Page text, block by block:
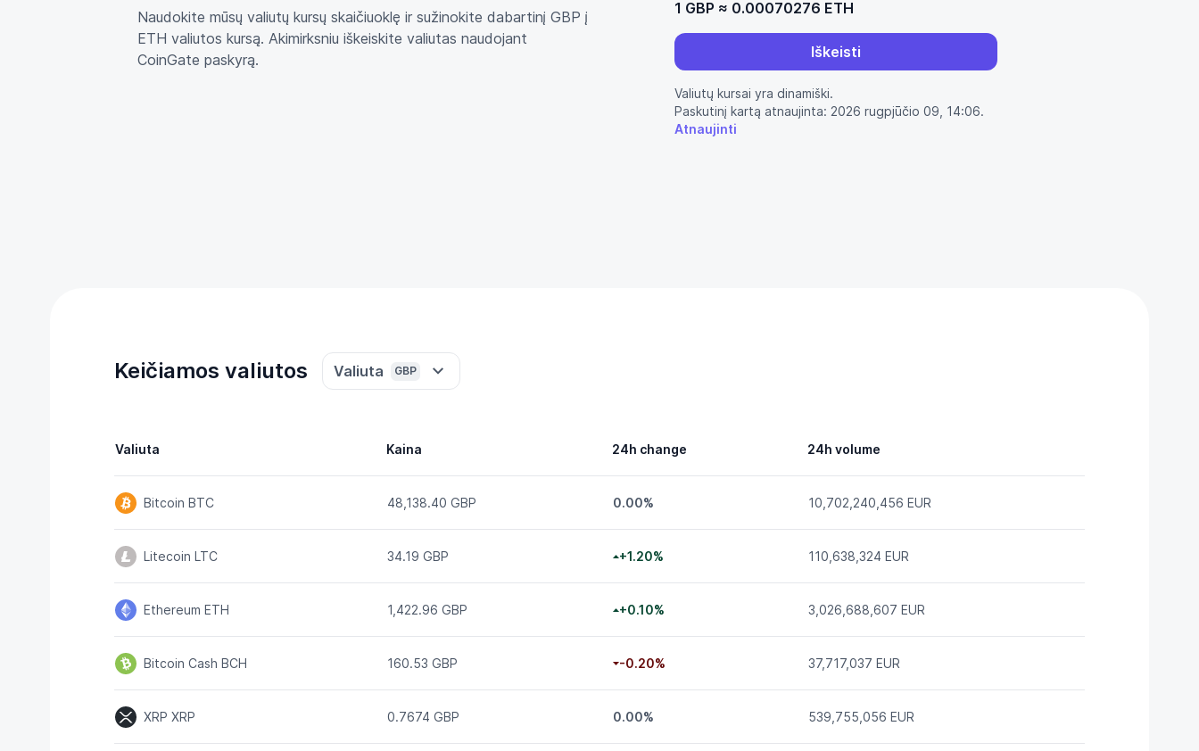
Naudokite mūsų valiutų kursų skaičiuoklę ir sužinokite dabartinį GBP į
ETH valiutos kursą. Akimirksniu iškeiskite valiutas naudojant
CoinGate paskyrą.
1 GBP ≈ 0.00070276 ETH
Iškeisti
Valiutų kursai yra dinamiški.
Paskutinį kartą atnaujinta: 2026 rugpjūčio 09, 14:06.
Atnaujinti
Keičiamos valiutos Valiuta GBP
Valiuta Kaina 24h change 24h volume
Bitcoin BTC 48,138.40 GBP 0.00% 10,702,240,456 EUR
Litecoin LTC 34.19 GBP +1.20% 110,638,324 EUR
Ethereum ETH 1,422.96 GBP +0.10% 3,026,688,607 EUR
Bitcoin Cash BCH 160.53 GBP -0.20% 37,717,037 EUR
XRP XRP 0.7674 GBP 0.00% 539,755,056 EUR